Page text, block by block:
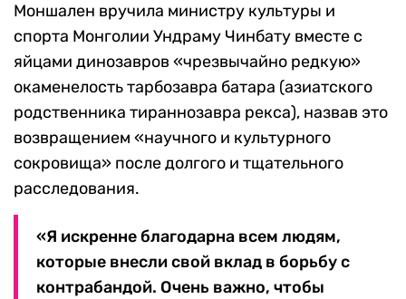
Моншален вручила министру культуры и
спорта Монголии Ундраму Чинбату вместе с
яйцами динозавров «чрезвычайно редкую»
окаменелость тарбозавра батара (азиатского
родственника тираннозавра рекса), назвав это
возвращением «научного и культурного
сокровища» после долгого и тщательного
расследования.
«Я искренне благодарна всем людям,
которые внесли свой вклад в борьбу с
контрабандой. Очень важно, чтобы